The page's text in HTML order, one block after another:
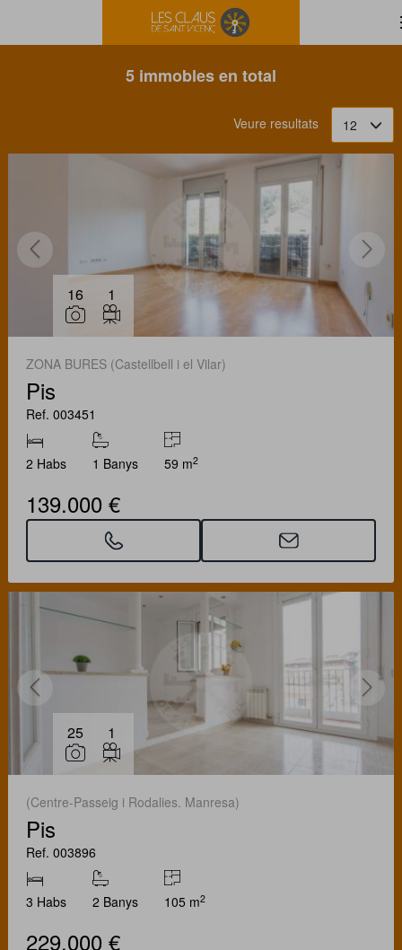
5 immobles en total
Veure resultats 12
16 1
ZONA BURES (Castellbell i el Vilar)
Pis
Ref. 003451
2 Habs 1 Banys 59 m2
139.000 €
25 1
(Centre-Passeig i Rodalies. Manresa)
Pis
Ref. 003896
3 Habs 2 Banys 105 m2
229.000 €